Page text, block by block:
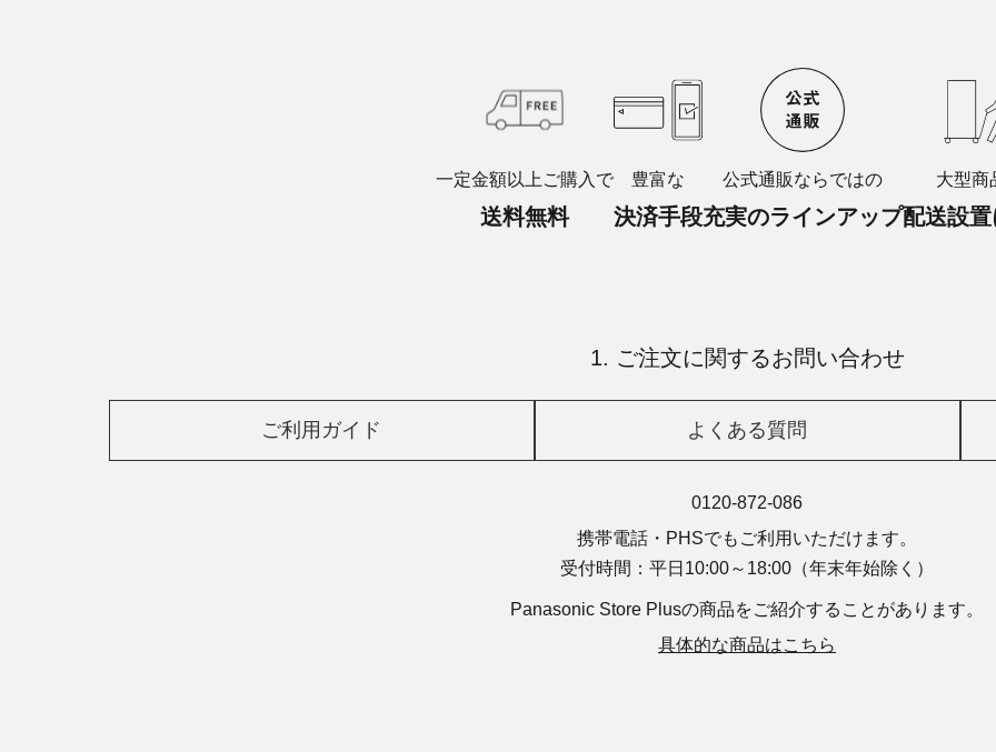
一定金額以上ご購入で
送料無料
豊富な
決済手段
公式通販ならではの
充実のラインアップ
大型商
配送設
1. ご注文に関するお問い合わせ
ご利用ガイド よくある質問
0120-872-086
携帯電話・PHSでもご利用いただけます。
受付時間：平日10:00～18:00 （年末年始除く）
Panasonic Store Plusの商品をご紹介することがあります。
具体的な商品はこちら